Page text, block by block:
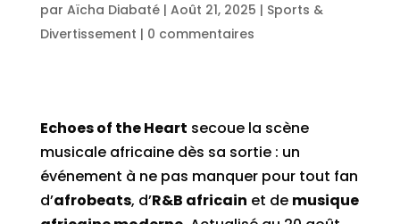
par Aïcha Diabaté| Août 21, 2025 | Sports &
Divertissement | 0 commentaires
Echoes of the Heart secoue la scène
musicale africaine dès sa sortie : un
événement à ne pas manquer pour tout fan
d’afrobeats, d’R&B africain et de musique